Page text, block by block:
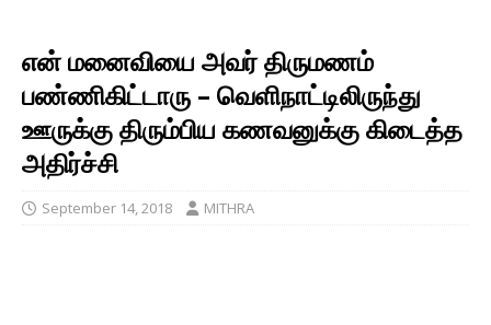
என் மனைவியை அவர் திருமணம்
பண்ணிகிட்டாரு – வெளிநாட்டிலிருந்து
ஊருக்கு திரும்பிய கணவனுக்கு கிடைத்த
அதிர்ச்சி
September 14, 2018 MITHRA